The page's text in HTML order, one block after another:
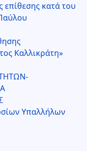
επίθεσης κατά του
Καλλικράτη»
Υπαλλήλων